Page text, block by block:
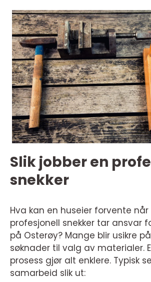
Slik jobber en
snekker
Hva kan en huseier forvente når
profesjonell snekker tar ansvar
på Osterøy? Mange blir usikre
søknader til valg av materialer.
prosess gjør alt enklere. Typisk
samarbeid slik ut: